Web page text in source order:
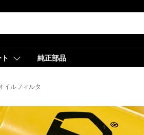
純正部品
イルフィルタ